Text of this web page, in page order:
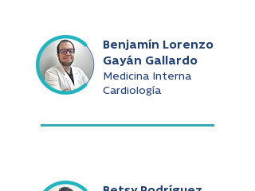
Benjamín Lorenzo
Gayán Gallardo
Medicina Interna
Cardiología